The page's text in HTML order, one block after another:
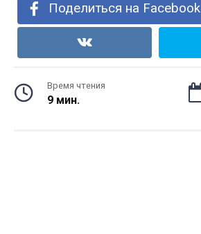
Поделиться на Facebook
Время чтения
9 мин.